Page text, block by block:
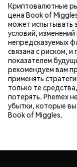
Криптовалютные
цена Book of
может испытывать
условий,
непредсказуемых
связана с риском,
показателем
рекомендуем вам
применять
только те
потерять. Phemex
убытки, которые
Book of Miggles.